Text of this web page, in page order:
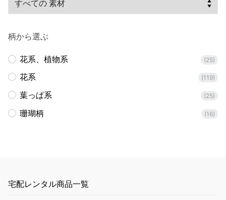
柄から選ぶ
花系、植物系 (25)
花系 (119)
葉っぱ系 (25)
珊瑚柄 (16)
宅配レンタル商品一覧